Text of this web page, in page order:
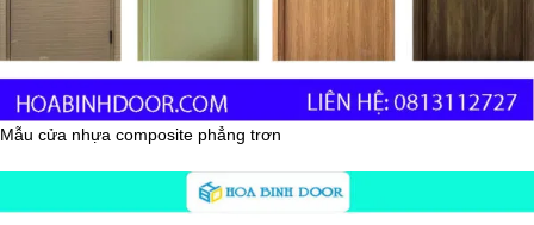
Mẫu cửa nhựa composite phẳng trơn